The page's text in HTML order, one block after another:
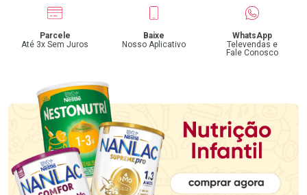
Parcele
Até 3x Sem Juros
Baixe
Nosso Aplicativo
WhatsApp
Televendas e
Fale Conosco